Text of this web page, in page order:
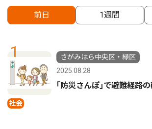
前日 1週間
1
社会
さがみはら中央区・緑区
2025.08.28
｢防災さんぽ｣で避難経路